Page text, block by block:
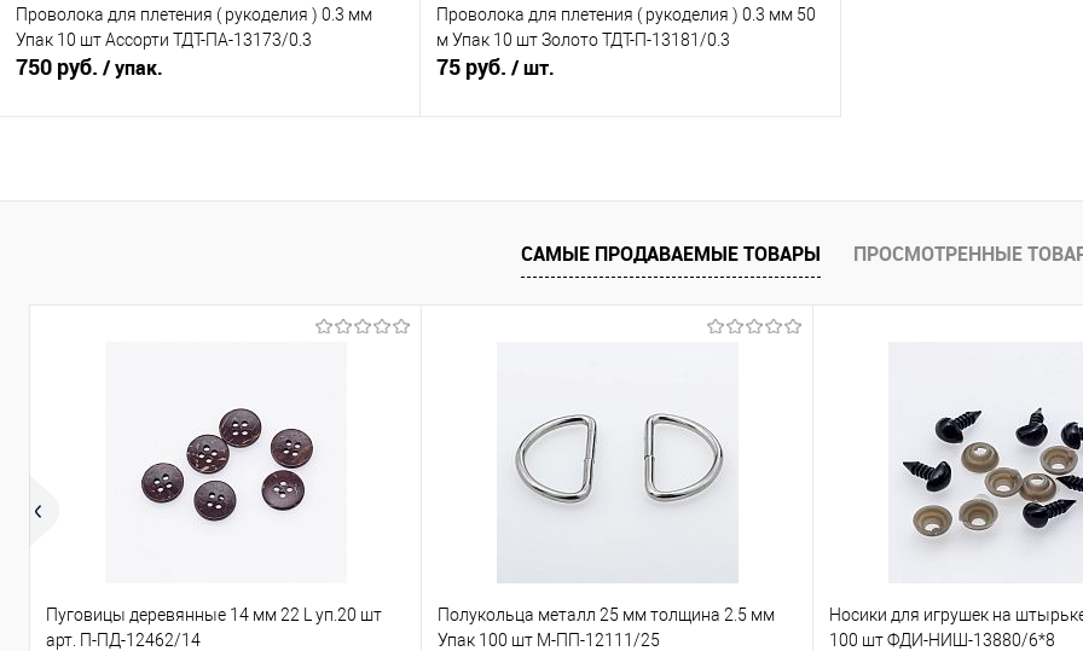
Проволока для плетения ( рукоделия ) 0.3 мм
Упак 10 шт Ассорти ТДТ-ПА-13173/0.3
750 руб. / упак.
Проволока для плетения ( рукоделия ) 0.3 мм 50
м Упак 10 шт Золото ТДТ-П-13181/0.3
75 руб. / шт.
САМЫЕ ПРОДАВАЕМЫЕ ТОВАРЫ ПРОСМОТРЕННЫЕ
Пуговицы деревянные 14 мм 22 L уп.20 шт
арт. П-ПД-12462/14
Полукольца металл 25 мм толщина 2.5 мм
Упак 100 шт М-ПП-12111/25
Носики для игрушек на
100 шт ФДИ-НИШ-13880/6*8